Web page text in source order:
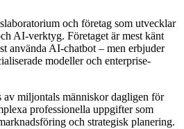
och företag som utvecklar
AI-verktyg. Företaget är mest känt
använda AI-chatbot – men erbjuder
modeller och enterprise-
miljontals människor dagligen för
professionella uppgifter som
och strategisk planering.